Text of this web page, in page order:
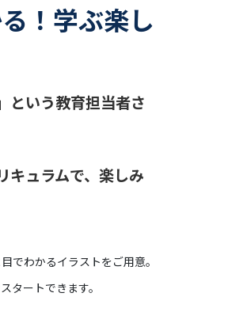
！学ぶ楽し
という教育担当者さ
キュラムで、楽しみ
でわかるイラストをご用意。
タートできます。